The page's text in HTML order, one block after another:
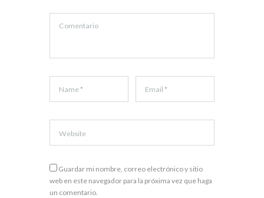
Guardar mi nombre, correo electrónico y sitio
web en este navegador para la próxima vez que haga
un comentario.